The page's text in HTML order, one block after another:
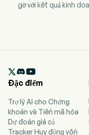
gờ với kết quả kinh

Đặc điểm
Trợ lý AI cho Chứng
khoán và Tiền mã hóa
Dự đoán giá cả
Tracker Huy động vốn